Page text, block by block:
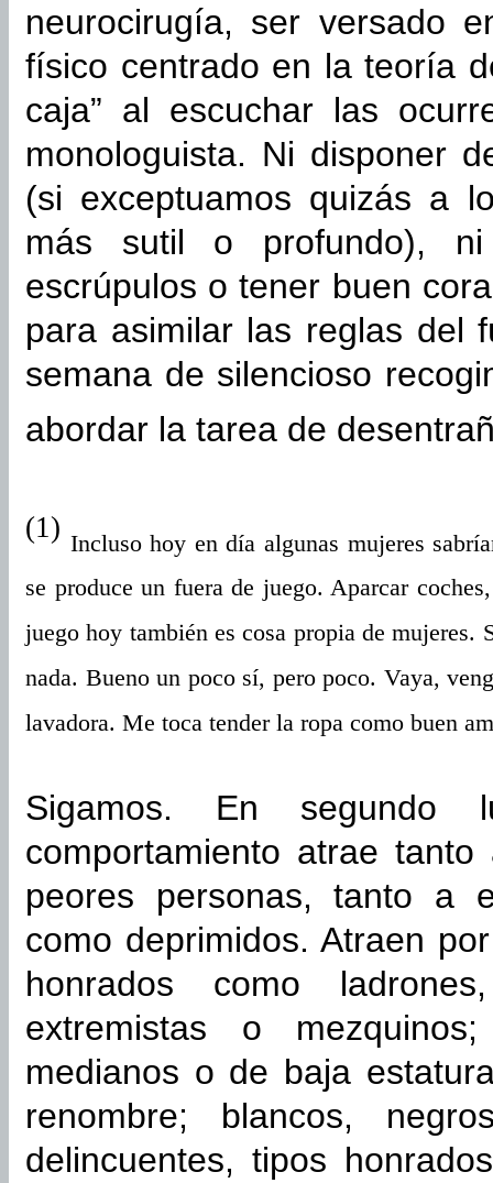
neurocirugía, ser versado
físico centrado en la teoría
caja” al escuchar las
monologuista. Ni disponer
(si exceptuamos quizás a
más sutil o profundo), ni
escrúpulos o tener buen
para asimilar las reglas del
semana de silencioso
abordar la tarea de
(1) Incluso hoy en día algunas mujeres
se produce un fuera de juego. Aparcar
juego hoy también es cosa propia de
nada. Bueno un poco sí, pero poco. Vaya,
lavadora. Me toca tender la ropa como buen
Sigamos. En
comportamiento atrae
peores personas, tanto a
como deprimidos. Atraen
honrados como
extremistas o
medianos o de baja
renombre; blancos,
delincuentes, tipos